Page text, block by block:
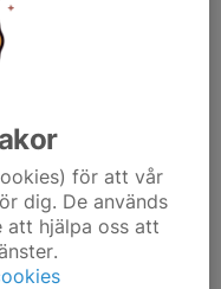
för att vår
dig. De används
att hjälpa oss att